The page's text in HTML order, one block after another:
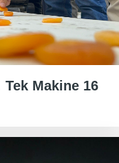
Tek Makine 16